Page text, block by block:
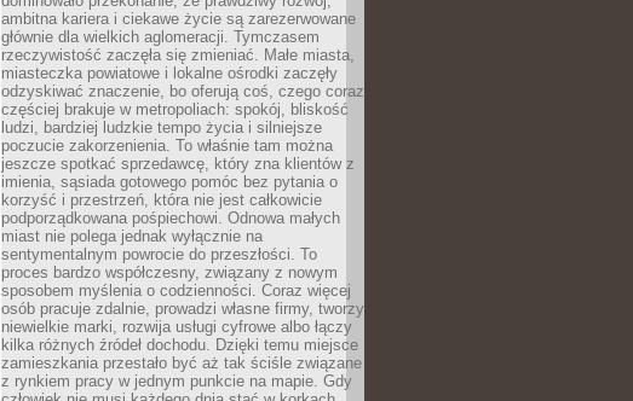
ambitna kariera i ciekawe życie są zarezerwowane
głównie dla wielkich aglomeracji. Tymczasem
rzeczywistość zaczęła się zmieniać. Małe miasta,
miasteczka powiatowe i lokalne ośrodki zaczęły
odzyskiwać znaczenie, bo oferują coś, czego coraz
częściej brakuje w metropoliach: spokój, bliskość
ludzi, bardziej ludzkie tempo życia i silniejsze
poczucie zakorzenienia. To właśnie tam można
jeszcze spotkać sprzedawcę, który zna klientów z
imienia, sąsiada gotowego pomóc bez pytania o
korzyść i przestrzeń, która nie jest całkowicie
podporządkowana pośpiechowi. Odnowa małych
miast nie polega jednak wyłącznie na
sentymentalnym powrocie do przeszłości. To
proces bardzo współczesny, związany z nowym
sposobem myślenia o codzienności. Coraz więcej
osób pracuje zdalnie, prowadzi własne firmy, tworzy
niewielkie marki, rozwija usługi cyfrowe albo łączy
kilka różnych źródeł dochodu. Dzięki temu miejsce
zamieszkania przestało być aż tak ściśle związane
z rynkiem pracy w jednym punkcie na mapie. Gdy